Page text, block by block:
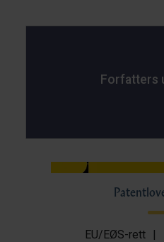
Forfatters
EU/EØS-rett |